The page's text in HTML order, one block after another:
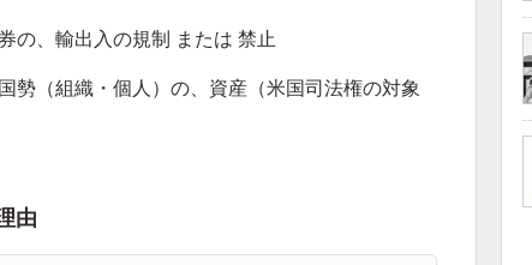
の、輸出入の規制 または 禁止
勢（組織・個人）の、資産（米国司法権の対象
由